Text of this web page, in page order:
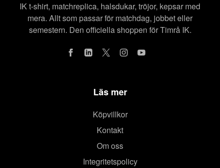
IK t-shirt, matchreplica, halsdukar, tröjor, kepsar med
mera. Allt som passar för matchdag, jobbet eller
semestern. Den officiella shoppen för Timrå IK.
Läs mer
Köpvillkor
Kontakt
Om oss
Integritetspolicy